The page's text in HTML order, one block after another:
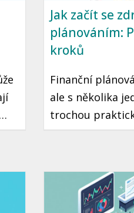
Jak začít se
plánováním:
kroků
Finanční
ale s několika
trochou
začít každý. Je
Připravili jsme
vám pomůže